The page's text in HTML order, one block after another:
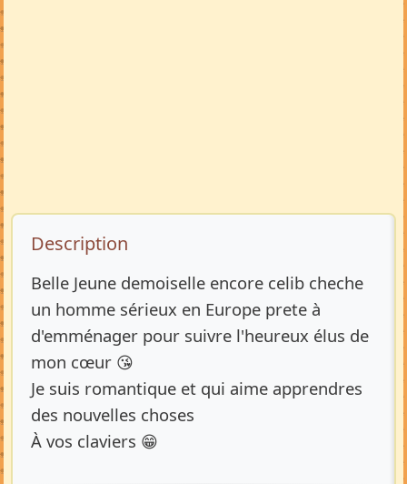
Description de l’annonce
Description
Belle Jeune demoiselle encore celib cheche
un homme sérieux en Europe prete à
d'emménager pour suivre l'heureux élus de
mon cœur 😘
Je suis romantique et qui aime apprendres
des nouvelles choses
À vos claviers 😁